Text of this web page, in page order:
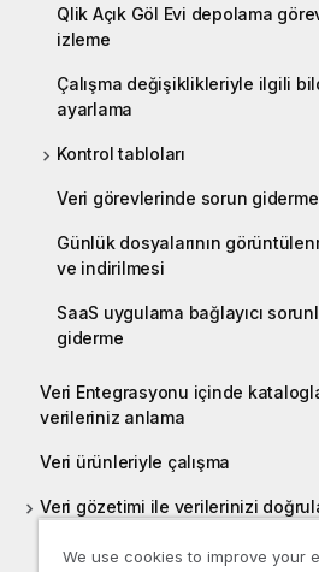
Qlik Açık Göl Evi depolama
izleme
Çalışma değişiklikleriyle ilgili
ayarlama
Kontrol tabloları
Veri görevlerinde sorun giderme
Günlük dosyalarının
ve indirilmesi
SaaS uygulama bağlayıcı
giderme
Veri Entegrasyonu içinde
verileriniz anlama
Veri ürünleriyle çalışma
Veri gözetimi ile verilerinizi
We use cookies to improve your